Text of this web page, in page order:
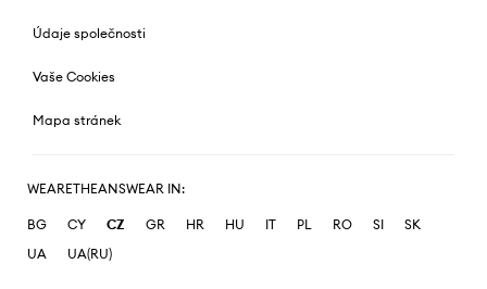
Údaje společnosti
Vaše Cookies
Mapa stránek
WEARETHEANSWEAR IN:
BG CY CZ GR HR HU IT PL RO SI
SK
UA
UA(RU)